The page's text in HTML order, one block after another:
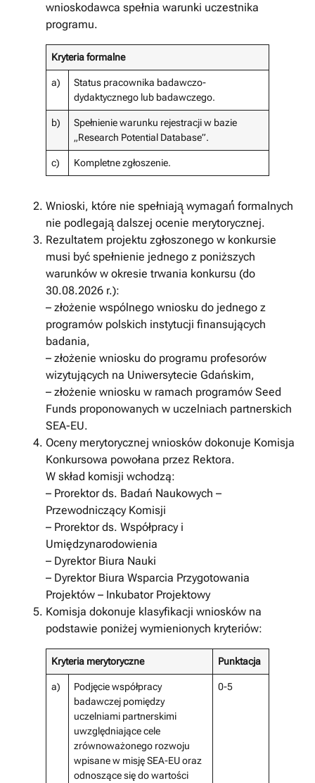
wnioskodawca spełnia warunki uczestnika
programu.
Kryteria formalne
a)
Status pracownika badawczo-
dydaktycznego lub badawczego.
b)
Spełnienie warunku rejestracji w bazie
„Research Potential Database”.
c) Kompletne zgłoszenie.
Wnioski, które nie spełniają̨ wymagań́ formalnych
nie podlegają̨ dalszej ocenie merytorycznej.
Rezultatem projektu zgłoszonego w konkursie
musi być spełnienie jednego z poniższych
warunków w okresie trwania konkursu (do
30.08.2026 r.):
– złożenie wspólnego wniosku do jednego z
programów polskich instytucji finansujących
badania,
– złożenie wniosku do programu profesorów
wizytujących na Uniwersytecie Gdańskim,
– złożenie wniosku w ramach programów Seed
Funds proponowanych w uczelniach partnerskich
SEA-EU.
Oceny merytorycznej wniosków dokonuje Komisja
Konkursowa powołana przez Rektora.
W skład komisji wchodzą:
– Prorektor ds. Badań Naukowych –
Przewodniczący Komisji
– Prorektor ds. Współpracy i
Umiędzynarodowienia
– Dyrektor Biura Nauki
– Dyrektor Biura Wsparcia Przygotowania
Projektów – Inkubator Projektowy
Komisja dokonuje klasyfikacji wniosków na
podstawie poniżej wymienionych kryteriów:
Kryteria merytoryczne Punktacja
a)
Podjęcie współpracy
badawczej pomiędzy
uczelniami partnerskimi
uwzględniające cele
zrównoważonego rozwoju
wpisane w misję SEA-EU oraz
odnoszące się do wartości
0-5